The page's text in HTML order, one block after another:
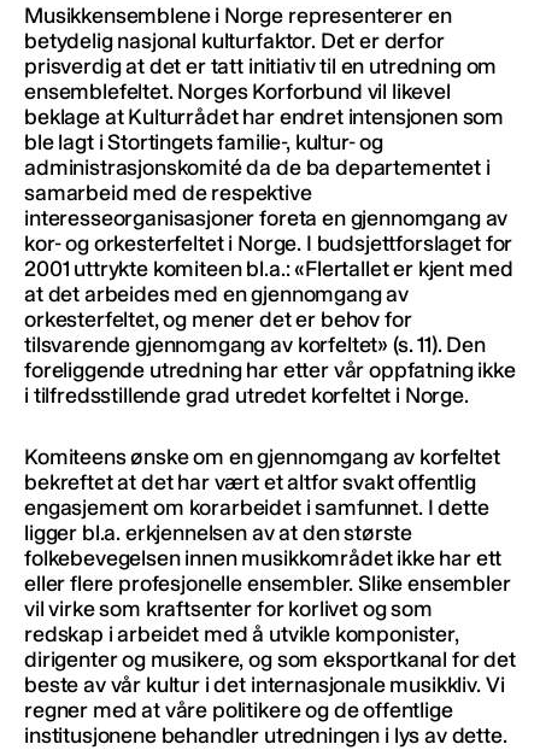
Musikkensemblene i Norge representerer en
betydelig nasjonal kulturfaktor. Det er derfor
prisverdig at det er tatt initiativ til en utredning om
ensemblefeltet. Norges Korforbund vil likevel
beklage at Kulturrådet har endret intensjonen som
ble lagt i Stortingets familie-, kultur- og
administrasjonskomité da de ba departementet i
samarbeid med de respektive
interesseorganisasjoner foreta en gjennomgang av
kor- og orkesterfeltet i Norge. I budsjettforslaget for
2001 uttrykte komiteen bl.a.: «Flertallet er kjent med
at det arbeides med en gjennomgang av
orkesterfeltet, og mener det er behov for
tilsvarende gjennomgang av korfeltet» (s. 11). Den
foreliggende utredning har etter vår oppfatning ikke
i tilfredsstillende grad utredet korfeltet i Norge.
Komiteens ønske om en gjennomgang av korfeltet
bekreftet at det har vært et altfor svakt offentlig
engasjement om korarbeidet i samfunnet. I dette
ligger bl.a. erkjennelsen av at den største
folkebevegelsen innen musikkområdet ikke har ett
eller flere profesjonelle ensembler. Slike ensembler
vil virke som kraftsenter for korlivet og som
redskap i arbeidet med å utvikle komponister,
dirigenter og musikere, og som eksportkanal for det
beste av vår kultur i det internasjonale musikkliv. Vi
regner med at våre politikere og de offentlige
institusjonene behandler utredningen i lys av dette.